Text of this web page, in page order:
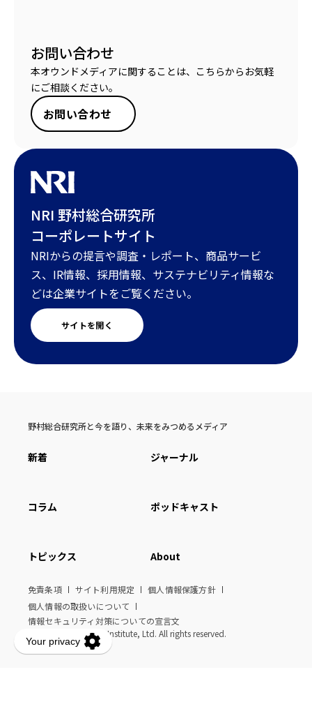
お問い合わせ
本オウンドメディアに関することは、こちらからお気軽
にご相談ください。
お問い合わせ
NRI 野村総合研究所
コーポレートサイト
NRIからの提言や調査・レポート、商品サービ
ス、IR情報、採用情報、サステナビリティ情報な
どは企業サイトをご覧ください。
サイトを開く
野村総合研究所と今を語り、未来をみつめるメディア
新着 ジャーナル
コラム ポッドキャスト
トピックス About
免責条項 サイト利用規定
個人情報保護方針
個人情報の取扱いについて
情報セキュリティ対策についての宣言文
© Nomura Research Institute, Ltd. All rights reserved.